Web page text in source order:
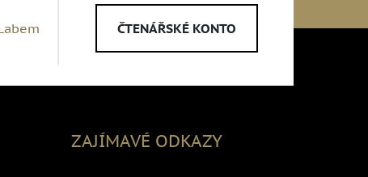
ČTENÁŘSKÉ KONTO
ZAJÍMAVÉ ODKAZY